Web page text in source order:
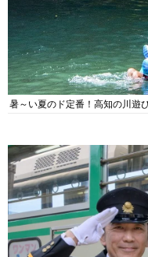
暑～い夏のド定番！高知の川遊